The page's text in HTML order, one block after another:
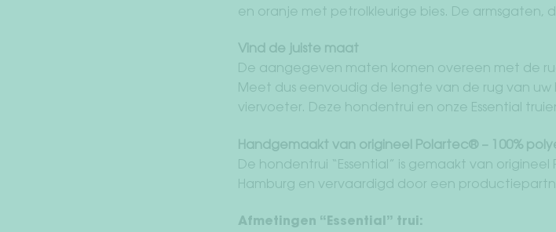
en oranje met petrolkleurige bies. De armsgaten,
Vind de juiste maat
De aangegeven maten komen overeen met de
Meet dus eenvoudig de lengte van de rug van
viervoeter. Deze hondentrui en onze Essential
Handgemaakt van origineel Polartec® – 100%
De hondentrui “Essential” is gemaakt van
Hamburg en vervaardigd door een
Afmetingen “Essential” trui: